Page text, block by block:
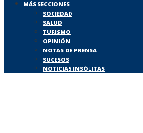
MÁS SECCIONES
SOCIEDAD
SALUD
TURISMO
OPINIÓN
NOTAS DE PRENSA
SUCESOS
NOTICIAS INSÓLITAS